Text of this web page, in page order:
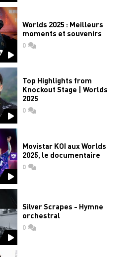
Worlds 2025 : Meilleurs
moments et souvenirs
0commentaires
Top Highlights from
Knockout Stage | Worlds
2025
0commentaires
Movistar KOI aux Worlds
2025, le documentaire
0commentaires
Silver Scrapes - Hymne
orchestral
0commentaires